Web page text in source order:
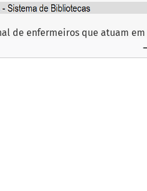
Artigo
de enfermeiros que atuam